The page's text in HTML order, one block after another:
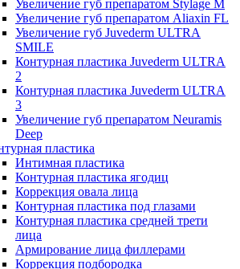
Увеличение губ препаратом Stylage M
Увеличение губ препаратом Aliaxin FL
Увеличение губ Juvederm ULTRA
SMILE
Контурная пластика Juvederm ULTRA
2
Контурная пластика Juvederm ULTRA
3
Увеличение губ препаратом Neuramis
Deep
пластика
Интимная пластика
Контурная пластика ягодиц
Коррекция овала лица
Контурная пластика под глазами
Контурная пластика средней трети
лица
Армирование лица филлерами
Коррекция подбородка